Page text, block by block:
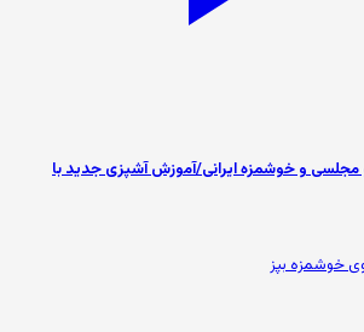
مجلسی و خوشمزه ایرانی/آموزش آشپزی جدید با